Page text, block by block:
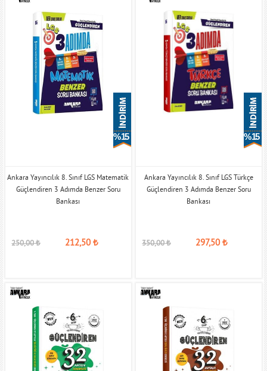
% 15
Ankara Yayıncılık 8. Sınıf LGS Matematik
Güçlendiren 3 Adımda Benzer Soru
Bankası
250,00₺ 212,50₺
% 15
Ankara Yayıncılık 8. Sınıf LGS Türkçe
Güçlendiren 3 Adımda Benzer Soru
Bankası
350,00₺ 297,50₺